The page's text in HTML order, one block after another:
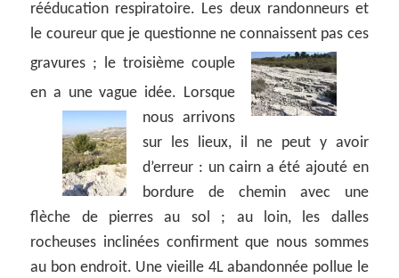
rééducation respiratoire. Les deux randonneurs et
le coureur que je questionne ne connaissent pas ces
gravures ; le troisième couple
en a une vague idée. Lorsque
nous arrivons
sur les lieux, il ne peut y avoir
d’erreur : un cairn a été ajouté en
bordure de chemin avec une
flèche de pierres au sol ; au loin, les dalles
rocheuses inclinées confirment que nous sommes
au bon endroit. Une vieille 4L abandonnée pollue le